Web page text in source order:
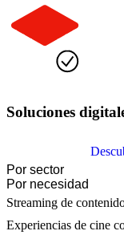
Soluciones
Por sector
Por necesidad
Streaming de
Experiencias de cine